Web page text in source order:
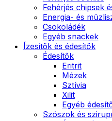
Fehérjés chipsek
Energia- és
Csokoládék
Egyéb snackek
Ízesítők és édesítők
Édesítők
Eritrit
Mézek
Sztívia
Xilit
Egyéb
Szószok és